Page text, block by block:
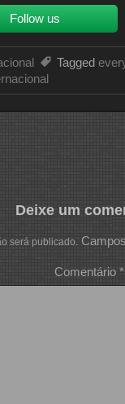
Follow us
Tagged
Deixe um
será publicado.
Comentário *